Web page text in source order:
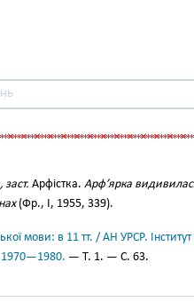
заст. Арфістка. Арф’ярка
(Фр., І, 1955, 339).
мови: в 11 тт. / АН УРСР.
— Т. 1. — С. 63.